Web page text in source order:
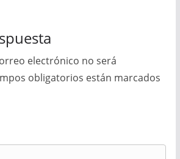
electrónico no será
obligatorios están marcados